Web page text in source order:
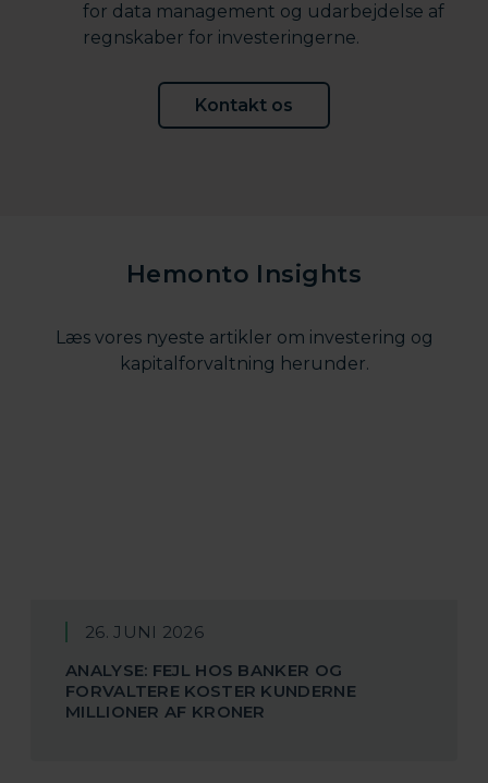
for data management og udarbejdelse af
regnskaber for investeringerne.
Kontakt os
Hemonto Insights
Læs vores nyeste artikler om investering og
kapitalforvaltning herunder.
26. JUNI 2026
ANALYSE: FEJL HOS BANKER OG
FORVALTERE KOSTER KUNDERNE
MILLIONER AF KRONER